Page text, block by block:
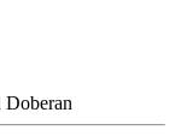
Doberan